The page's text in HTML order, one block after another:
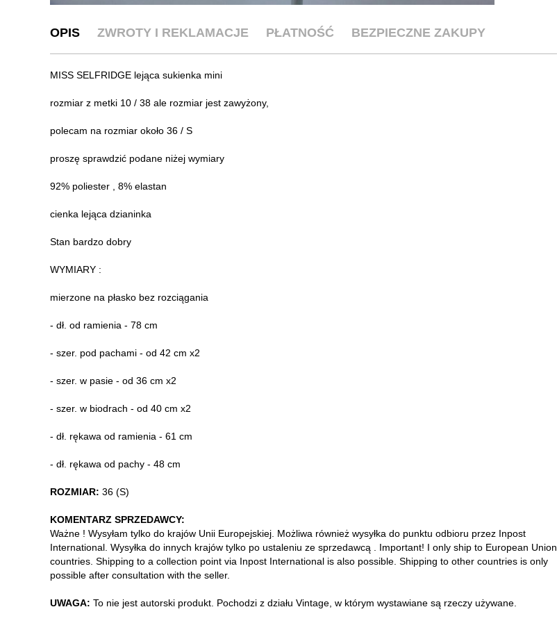
OPIS ZWROTY I REKLAMACJE PŁATNOŚĆ BEZPIECZNE ZAKUPY
MISS SELFRIDGE lejąca sukienka mini
rozmiar z metki 10 / 38 ale rozmiar jest zawyżony,
polecam na rozmiar około 36 / S
proszę sprawdzić podane niżej wymiary
92% poliester , 8% elastan
cienka lejąca dzianinka
Stan bardzo dobry
WYMIARY :
mierzone na płasko bez rozciągania
- dł. od ramienia - 78 cm
- szer. pod pachami - od 42 cm x2
- szer. w pasie - od 36 cm x2
- szer. w biodrach - od 40 cm x2
- dł. rękawa od ramienia - 61 cm
- dł. rękawa od pachy - 48 cm
ROZMIAR: 36 (S)
KOMENTARZ SPRZEDAWCY:
Ważne ! Wysyłam tylko do krajów Unii Europejskiej. Możliwa również wysyłka do punktu odbioru przez Inpost
International. Wysyłka do innych krajów tylko po ustaleniu ze sprzedawcą . Important! I only ship to European Union
countries. Shipping to a collection point via Inpost International is also possible. Shipping to other countries is only
possible after consultation with the seller.
UWAGA: To nie jest autorski produkt. Pochodzi z działu Vintage, w którym wystawiane są rzeczy używane.